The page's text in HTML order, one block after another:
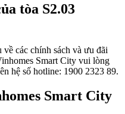
tòa S2.03
các chính sách và ưu đãi
Smart City vui lòng
hệ số hotline: 1900 2323 89.
Smart City